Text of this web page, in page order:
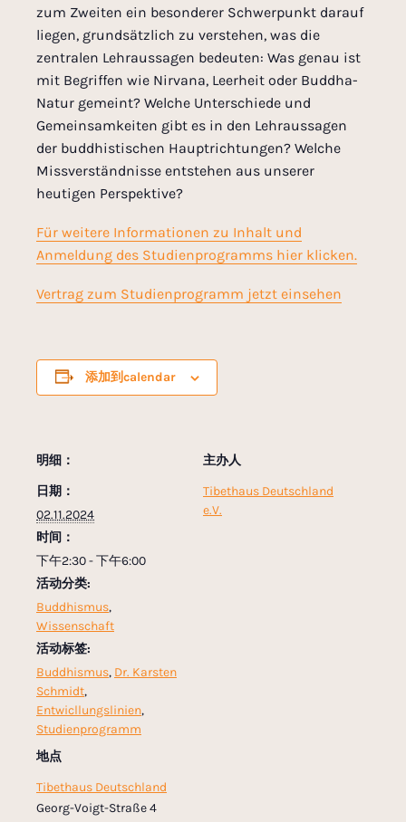
zum Zweiten ein besonderer Schwerpunkt darauf
liegen, grundsätzlich zu verstehen, was die
zentralen Lehraussagen bedeuten: Was genau ist
mit Begriffen wie Nirvana, Leerheit oder Buddha-
Natur gemeint? Welche Unterschiede und
Gemeinsamkeiten gibt es in den Lehraussagen
der buddhistischen Hauptrichtungen? Welche
Missverständnisse entstehen aus unserer
heutigen Perspektive?
Für weitere Informationen zu Inhalt und
Anmeldung des Studienprogramms hier klicken.
Vertrag zum Studienprogramm jetzt einsehen
添加到calendar
明细：
日期：
02.11.2024
时间：
下午2:30 - 下午6:00
活动分类:
Buddhismus,
Wissenschaft
活动标签:
Buddhismus, Dr. Karsten
Schmidt,
Entwicllungslinien,
Studienprogramm
地点
Tibethaus Deutschland
Georg-Voigt-Straße 4
主办人
Tibethaus Deutschland
e.V.